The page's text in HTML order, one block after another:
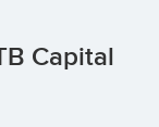
Capital